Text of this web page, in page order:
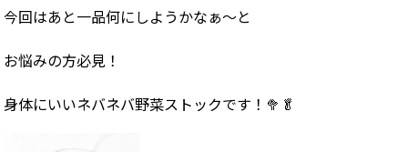
今回はあと一品何にしようかなぁ〜と
お悩みの方必見！
身体にいいネバネバ野菜ストックです！🥦🥬